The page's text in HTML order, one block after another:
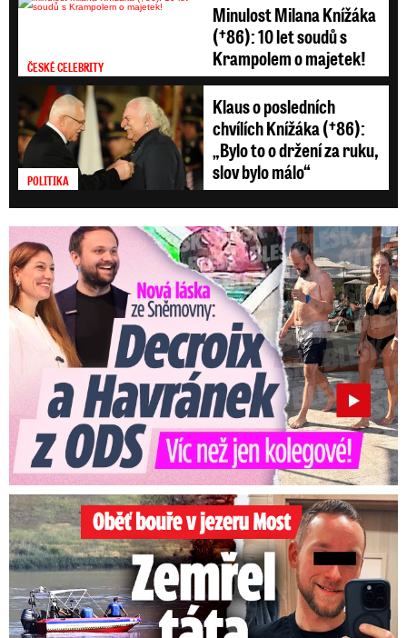
ČESKÉ CELEBRITY
Minulost Milana Knížáka
(†86): 10 let soudů s
Krampolem o majetek!
POLITIKA
Klaus o posledních
chvílích Knížáka (†86):
„Bylo to o držení za ruku,
slov bylo málo“
Nová láska ve Sněmovně: Decroix s mladým kolegou z ODS
Oběť bouře v jezeru Most: Zemřel táta Dominik (†28)